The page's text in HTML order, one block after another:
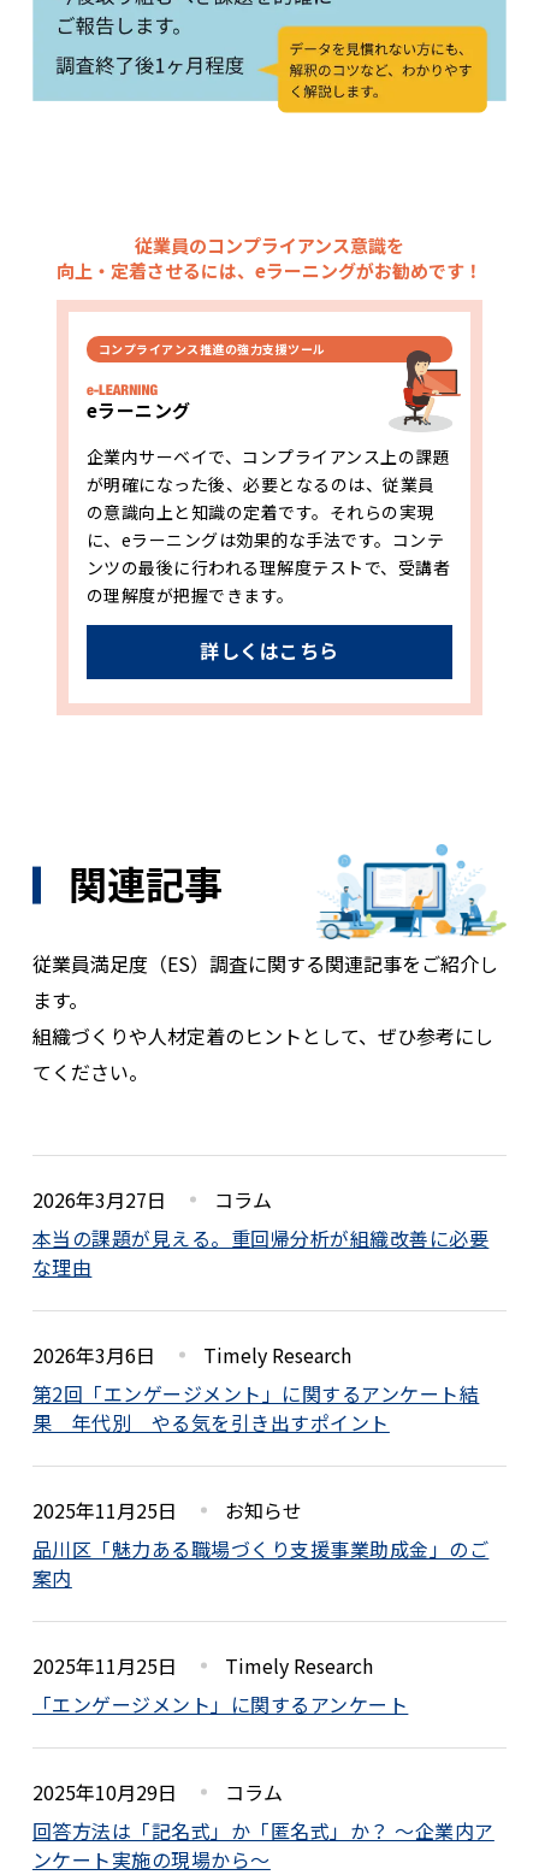
従業員のコンプライアンス意識を
向上・定着させるには、 eラーニングがお勧めです！
コンプライアンス推進の強力支援ツール
eラーニング
企業内サーベイで、コンプライアンス上の課題
が明確になった後、必要となるのは、従業員
の意識向上と知識の定着です。それらの実現
に、eラーニングは効果的な手法です。コンテ
ンツの最後に行われる理解度テストで、受講者
の理解度が把握できます。
詳しくはこちら
関連記事
従業員満足度（ES）調査に関する関連記事をご紹介し
ます。
組織づくりや人材定着のヒントとして、ぜひ参考にし
てください。
2026年3月27日
コラム
本当の課題が見える。重回帰分析が組織改善に必要
な理由
2026年3月6日
Timely Research
第2回「エンゲージメント」に関するアンケート結
果 年代別 やる気を引き出すポイント
2025年11月25日
お知らせ
品川区「魅力ある職場づくり支援事業助成金」のご
案内
2025年11月25日
Timely Research
「エンゲージメント」に関するアンケート
2025年10月29日
コラム
回答方法は「記名式」か「匿名式」か？ ～企業内ア
ンケート実施の現場から～